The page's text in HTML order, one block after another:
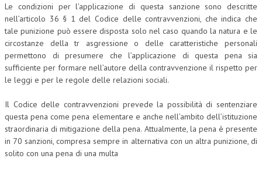
Le condizioni per l’applicazione di questa sanzione sono descritte
nell’articolo 36 § 1 del Codice delle contravvenzioni, che indica che
tale punizione può essere disposta solo nel caso quando la natura e le
circostanze della tr asgressione o delle caratteristiche personali
permettono di presumere che l’applicazione di questa pena sia
sufficiente per formare nell’autore della contravvenzione il rispetto per
le leggi e per le regole delle relazioni sociali.
Il Codice delle contravvenzioni prevede la possibilità di sentenziare
questa pena come pena elementare e anche nell’ambito dell’istituzione
straordinaria di mitigazione della pena. Attualmente, la pena è presente
in 70 sanzioni, compresa sempre in alternativa con un altra punizione, di
solito con una pena di una multa